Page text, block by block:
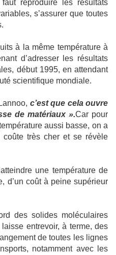
reproduire les résultats
s’assurer que toutes
à la même température à
d’adresser les résultats
début 1995, en attendant
scientifique mondiale.
c’est que cela ouvre
de matériaux ».Car pour
aussi basse, on a
coûte très cher et se révèle
une température de
d’un coût à peine supérieur
des solides moléculaires
entrevoir, à terme, des
de toutes les lignes
notamment avec les